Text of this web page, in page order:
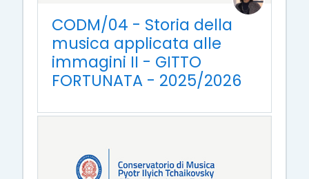
CODM/04 - Storia della
musica applicata alle
immagini II - GITTO
FORTUNATA - 2025/2026